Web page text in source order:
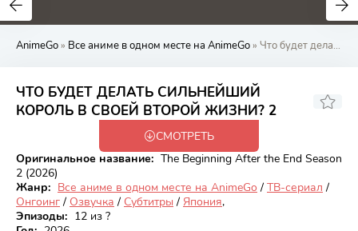
4.2
AnimeGo» Все аниме в одном месте на AnimeGo» Что будет делать сильнейший король в своей второй жизни? 2
ЧТО БУДЕТ ДЕЛАТЬ СИЛЬНЕЙШИЙ
КОРОЛЬ В СВОЕЙ ВТОРОЙ ЖИЗНИ? 2
6.18
СМОТРЕТЬ
Оригинальное название: The Beginning After the End Season
2 (2026)
Жанр: Все аниме в одном месте на AnimeGo / ТВ-сериал /
Онгоинг / Озвучка / Субтитры / Япония,
Эпизоды: 12 из ?